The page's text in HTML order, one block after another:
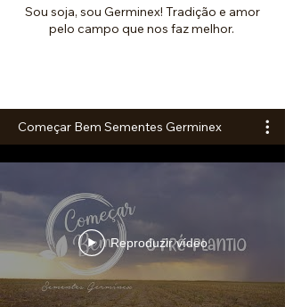
Sou soja, sou Germinex! Tradição e amor
pelo campo que nos faz melhor.
Começar Bem Sementes Germinex
Reproduzir vídeo